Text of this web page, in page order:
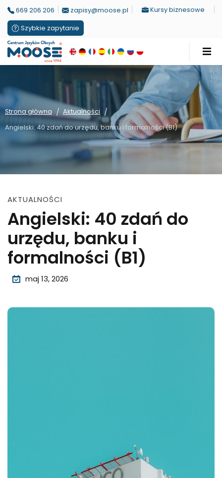
669 206 206 zapisy@moose.pl
Kursy biznesowe
Szybkie zapytanie
Strona główna / Aktualności /
Angielski: 40 zdań do urzędu, banku i formalności (B1)
AKTUALNOŚCI
Angielski: 40 zdań do
urzędu, banku i
formalności (B1)
maj 13, 2026